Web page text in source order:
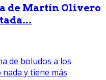
de Martín Olivero